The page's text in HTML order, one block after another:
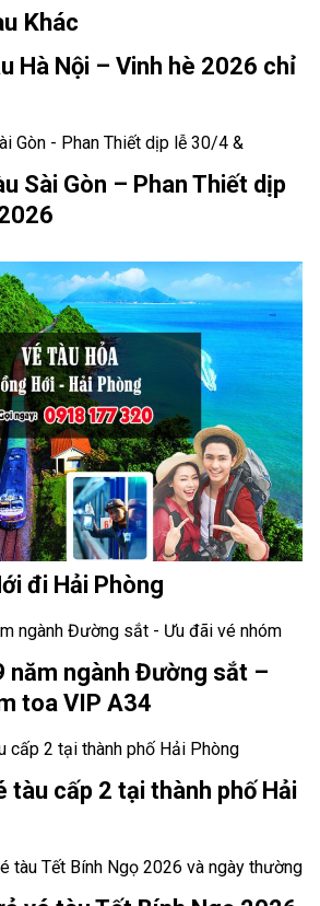
Khác
Hà Nội – Vinh hè 2026 chỉ
Sài Gòn – Phan Thiết dịp
đi Hải Phòng
năm ngành Đường sắt –
toa VIP A34
tàu cấp 2 tại thành phố Hải